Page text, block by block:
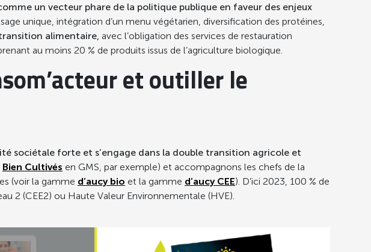
un vecteur phare de la politique publique en faveur des enjeux
unique, intégration d’un menu végétarien, diversification des protéines,
alimentaire, avec l’obligation des services de restauration
au moins 20 % de produits issus de l’agriculture biologique.
et outiller le
sociétale forte et s’engage dans la double transition agricole et
Bien Cultivés en GMS, par exemple) et accompagnons les chefs de la
(voir la gamme d’aucy bio et la gamme d’aucy CEE). D’ici 2023, 100 % de
2 (CEE2) ou Haute Valeur Environnementale (HVE).